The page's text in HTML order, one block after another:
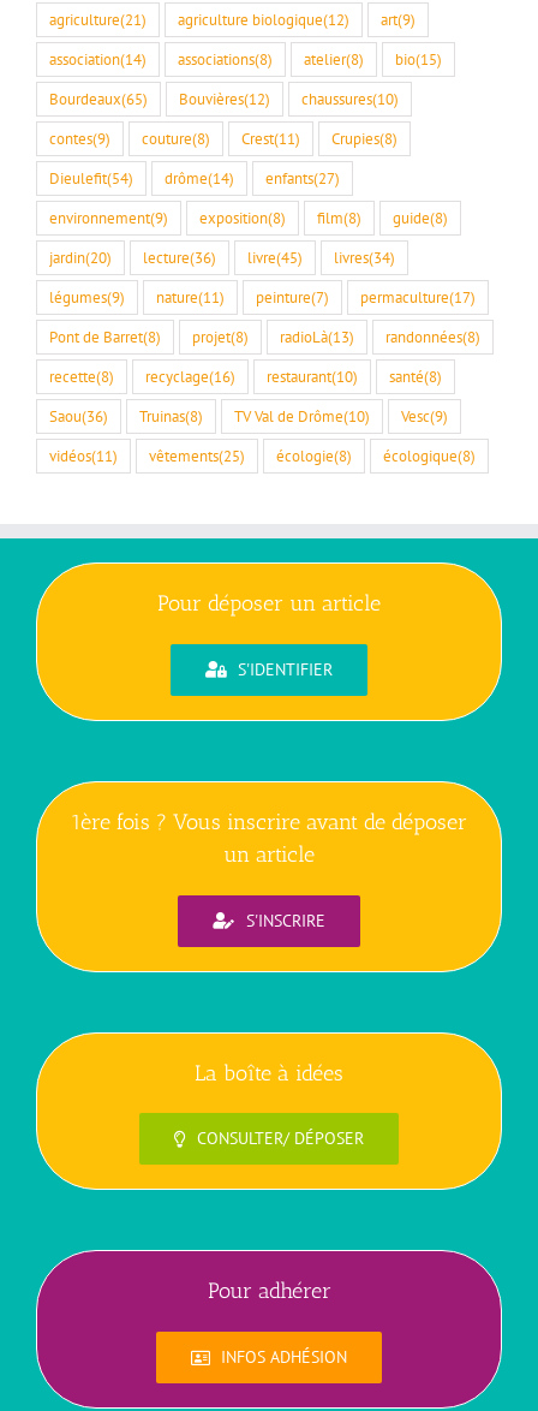
agriculture(21) agriculture biologique(12) art(9)
association(14) associations(8) atelier(8) bio(15)
Bourdeaux(65) Bouvières(12) chaussures(10)
contes(9) couture(8) Crest(11) Crupies(8)
Dieulefit(54) drôme(14) enfants(27)
environnement(9) exposition(8) film(8) guide(8)
jardin(20) lecture(36) livre(45) livres(34)
légumes(9) nature(11) peinture(7) permaculture(17)
Pont de Barret(8) projet(8) radioLà(13) randonnées(8)
recette(8) recyclage(16) restaurant(10) santé(8)
Saou(36) Truinas(8) TV Val de Drôme(10) Vesc(9)
vidéos(11) vêtements(25) écologie(8) écologique(8)
Pour déposer un article
S'IDENTIFIER
1ère fois ? Vous inscrire avant de déposer
un article
S'INSCRIRE
La boîte à idées
CONSULTER/ DÉPOSER
Pour adhérer
INFOS ADHÉSION